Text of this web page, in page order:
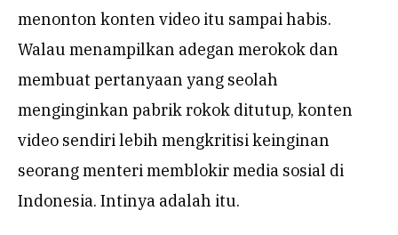
menonton konten video itu sampai habis.
Walau menampilkan adegan merokok dan
membuat pertanyaan yang seolah
menginginkan pabrik rokok ditutup, konten
video sendiri lebih mengkritisi keinginan
seorang menteri memblokir media sosial di
Indonesia. Intinya adalah itu.